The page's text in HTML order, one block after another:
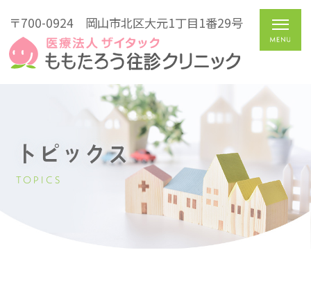
〒700-0924 岡山市北区大元1丁目1番29号
トピックス
TOPICS